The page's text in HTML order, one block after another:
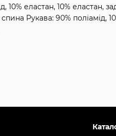
10% еластан, 10% еластан,
Рукава: 90% поліамід,